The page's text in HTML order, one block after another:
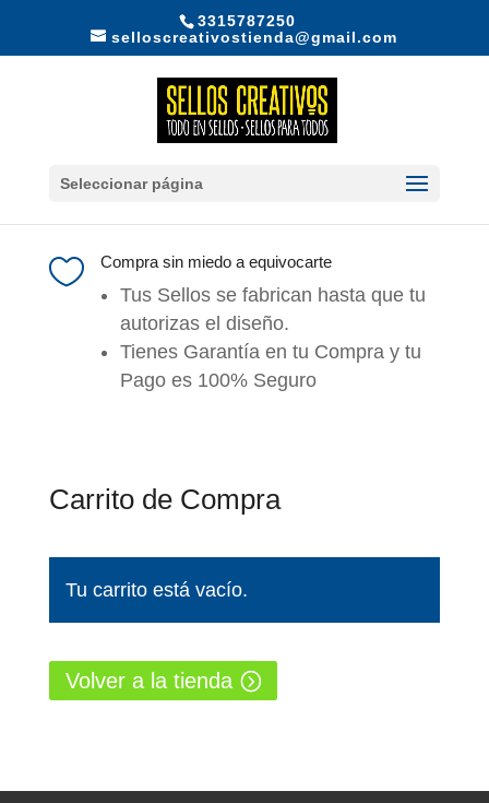
3315787250
selloscreativostienda@gmail.com
Seleccionar página
 Compra sin miedo a equivocarte
Tus Sellos se fabrican hasta que tu
autorizas el diseño.
Tienes Garantía en tu Compra y tu
Pago es 100% Seguro
Carrito de Compra
Tu carrito está vacío.
Volver a la tienda